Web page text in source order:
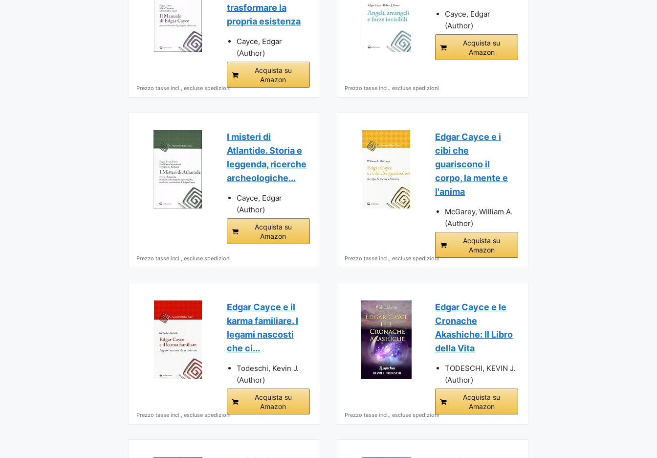
trasformare la
propria esistenza
Cayce, Edgar
(Author)
Acquista su
Amazon
Prezzo tasse incl., escluse spedizioni
Cayce, Edgar
(Author)
Acquista su
Amazon
Prezzo tasse incl., escluse spedizioni
I misteri di
Atlantide. Storia e
leggenda, ricerche
archeologiche...
Cayce, Edgar
(Author)
Acquista su
Amazon
Prezzo tasse incl., escluse spedizioni
Edgar Cayce e i
cibi che
guariscono il
corpo, la mente e
l'anima
McGarey, William A.
(Author)
Acquista su
Amazon
Prezzo tasse incl., escluse spedizioni
Edgar Cayce e il
karma familiare. I
legami nascosti
che ci...
Todeschi, Kevin J.
(Author)
Acquista su
Amazon
Prezzo tasse incl., escluse spedizioni
Edgar Cayce e le
Cronache
Akashiche: Il Libro
della Vita
TODESCHI, KEVIN J.
(Author)
Acquista su
Amazon
Prezzo tasse incl., escluse spedizioni